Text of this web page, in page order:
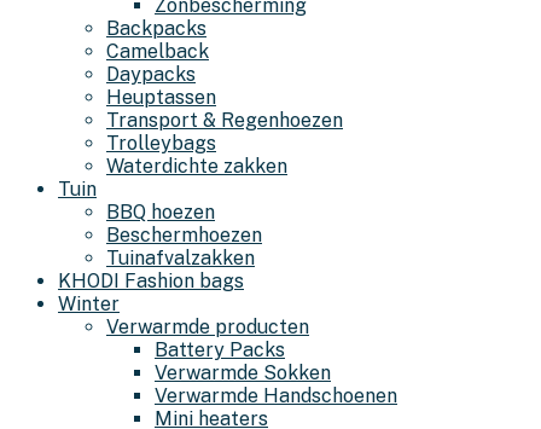
Zonbescherming
Backpacks
Camelback
Daypacks
Heuptassen
Transport & Regenhoezen
Trolleybags
Waterdichte zakken
Tuin
BBQ hoezen
Beschermhoezen
Tuinafvalzakken
KHODI Fashion bags
Winter
Verwarmde producten
Battery Packs
Verwarmde Sokken
Verwarmde Handschoenen
Mini heaters